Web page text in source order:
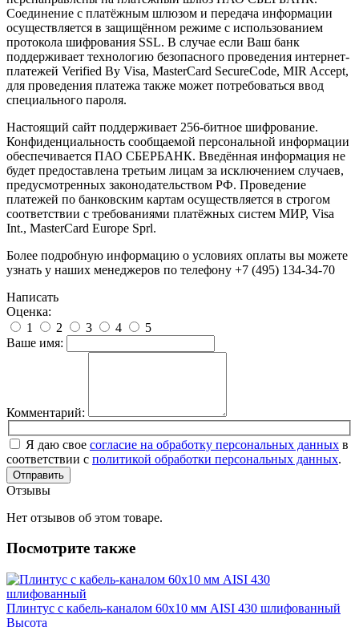
Соединение с платёжным шлюзом и передача информации
осуществляется в защищённом режиме с использованием
протокола шифрования SSL. В случае если Ваш банк
поддерживает технологию безопасного проведения интернет-
платежей Verified By Visa, MasterCard SecureCode, MIR Accept,
для проведения платежа также может потребоваться ввод
специального пароля.
Настоящий сайт поддерживает 256-битное шифрование.
Конфиденциальность сообщаемой персональной информации
обеспечивается ПАО СБЕРБАНК. Введённая информация не
будет предоставлена третьим лицам за исключением случаев,
предусмотренных законодательством РФ. Проведение
платежей по банковским картам осуществляется в строгом
соответствии с требованиями платёжных систем МИР, Visa
Int., MasterCard Europe Sprl.
Более подробную информацию о условиях оплаты вы можете
узнать у наших менеджеров по телефону +7 (495) 134-34-70
Написать
Оценка:
1
2 3 4
5
Ваше имя:
Комментарий:
Я даю свое согласие на обработку персональных данных в
соответствии с политикой обработки персональных данных.
Отправить
Отзывы
Нет отзывов об этом товаре.
Посмотрите также
Плинтус с кабель-каналом 60х10 мм AISI 430 шлифованный
Высота